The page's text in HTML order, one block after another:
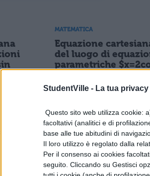
StudentVille - La tua
Questo sito web utilizza cookie:
facoltativi (analitici e di
base alle tue abitudini di
Il loro utilizzo è regolato dalla
Per il consenso ai cookies
seguito. Cliccando su Gestisci
MATEMATICA
Equazione
del luogo di
parametriche
Risolvere un
rettangolo sapendo
l'ipotenusa è di
e l'area di
$18sqrt3cm^2$